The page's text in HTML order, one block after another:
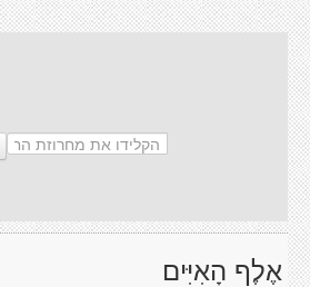
אֶלֶף הָאִיִּים